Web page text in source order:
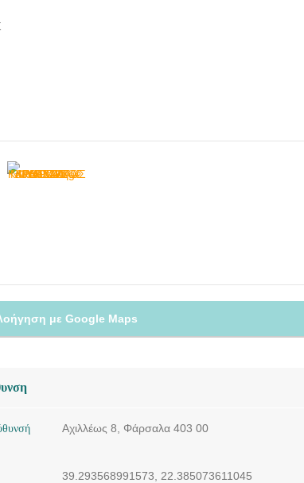
με Google Maps
Αχιλλέως 8, Φάρσαλα 403 00
39.293568991573, 22.385073611045